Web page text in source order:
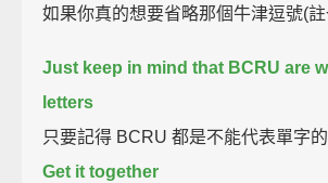
如果你真的想要省略那個牛津逗號(
Just keep in mind that BCRU are
letters
只要記得 BCRU 都是不能代表單字
Get it together